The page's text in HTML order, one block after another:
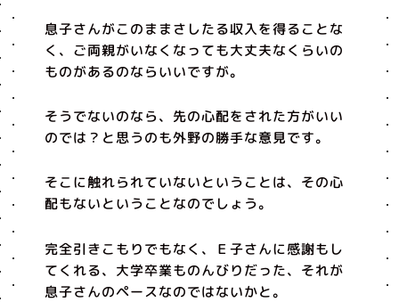
息子さんがこのままさしたる収入を得ることな
く、ご両親がいなくなっても大丈夫なくらいの
ものがあるのならいいですが。
そうでないのなら、先の心配をされた方がいい
のでは？と思うのも外野の勝手な意見です。
そこに触れられていないということは、その心
配もないということなのでしょう。
完全引きこもりでもなく、Ｅ子さんに感謝もし
てくれる、大学卒業ものんびりだった、それが
息子さんのペースなのではないかと。